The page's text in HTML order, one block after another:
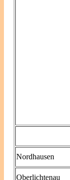
Nordhausen
Oberlichtenau